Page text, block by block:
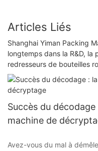
Articles Liés
Shanghai Yiman Packing
longtemps dans la R&D,
redresseurs de bouteilles
Succès du décodage
machine de
Avez-vous du mal à